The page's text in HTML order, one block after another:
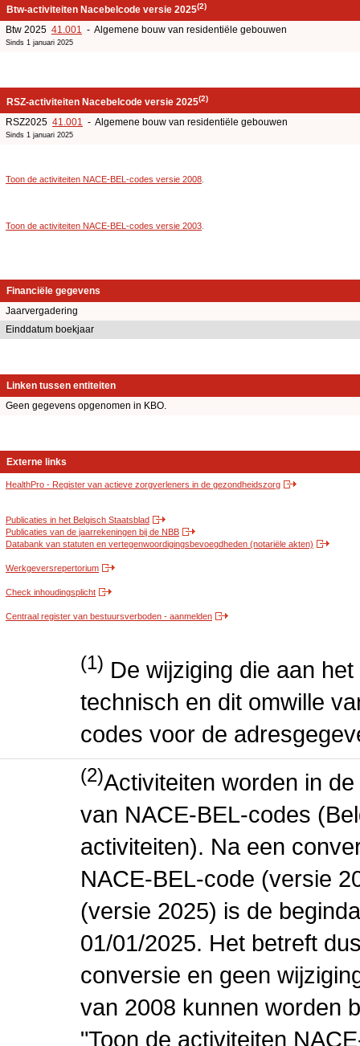
Btw-activiteiten Nacebelcode versie 2025(2)
Btw 2025 41.001 - Algemene bouw van residentiële gebouwen
Sinds 1 januari 2025
RSZ-activiteiten Nacebelcode versie 2025(2)
RSZ2025 41.001 - Algemene bouw van residentiële gebouwen
Sinds 1 januari 2025
Toon de activiteiten NACE-BEL-codes versie 2008
Toon de activiteiten NACE-BEL-codes versie 2003
Financiële gegevens
Jaarvergadering
Einddatum boekjaar
Linken tussen entiteiten
Geen gegevens opgenomen in KBO.
Externe links
HealthPro - Register van actieve zorgverleners in de gezondheidszorg
Publicaties in het Belgisch Staatsblad
Publicaties van de jaarrekeningen bij de NBB
Databank van statuten en vertegenwoordigingsbevoegdheden (notariële akten)
Werkgeversrepertorium
Check inhoudingsplicht
Centraal register van bestuursverboden - aanmelden
(1) De wijziging die aan
technisch en dit omwille
codes voor de
(2)Activiteiten worden in
van NACE-BEL-codes
activiteiten). Na een
NACE-BEL-code (versie
(versie 2025) is de
01/01/2025. Het betreft
conversie en geen
van 2008 kunnen worden
"Toon de activiteiten